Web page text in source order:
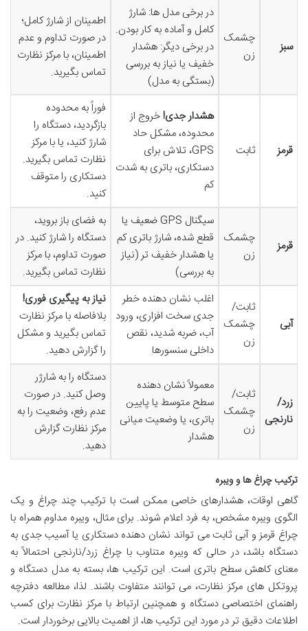
سبز
چشمک
زن
در برخی مدل ها: شارژ
کامل و آماده به کار بودن.
در برخی دیگر: هشدار
خفیف یا نیاز به بررسی
(بستگی به مدل)
اطمینان از شارژ کامل؛
در صورت تداوم و عدم
اطمینان، با مرکز نظارت
تماس بگیرید.
قرمز ثابت
هشدار جدی!خروج از
محدوده، مشکل حاد
GPS، تلاش برای
دستکاری، باتری به شدت
کم
فوراً به محدوده
بازگردید، دستگاه را
شارژ کنید، یا با مرکز
نظارت تماس بگیرید.
دستکاری را متوقف
کنید.
قرمز
چشمک
زن
سیگنال GPS ضعیف یا
قطع شده، شارژ باتری کم
یا هشدار خفیف تر (نیاز
به بررسی)
به فضای باز بروید،
دستگاه را شارژ کنید. در
صورت تداوم، با مرکز
نظارت تماس بگیرید.
آبی
ثابت/
چشمک
زن
اغلب نشان دهنده خطر
جدی سخت افزاری، ورود
آب، ضربه شدید، نقص
داخلی سنسورها
نیاز به پیگیری فوری!
بلافاصله با مرکز نظارت
تماس بگیرید و مشکل
را گزارش دهید.
زرد/
نارنجی
ثابت/
چشمک
زن
معمولاً نشان دهنده
سطح متوسط یا پایین
باتری، یا وضعیت میانی
هشدار
دستگاه را به شارژر
وصل کنید. در صورت
عدم رفع، وضعیت را به
مرکز نظارت گزارش
دهید.
ترکیب چراغ ها و ویبره
گاهی اوقات، هشدارهای خاصی ممکن است با ترکیب چند چراغ و یک
الگوی ویبره مشخص، به فرد اعلام شوند. برای مثال، ویبره مداوم همراه با
چراغ قرمز و آبی ثابت می تواند نشان دهنده دستکاری یا آسیب جدی به
دستگاه باشد، در حالی که ویبره متناوب با چراغ زرد/نارنجی احتمالاً به
معنای کاهش سطح باتری است. این ترکیب ها، بسته به مدل دستگاه و
پروتکل های مرکز نظارت، می توانند متفاوت باشند. لذا، مطالعه دفترچه
راهنمای اختصاصی دستگاه و همچنین ارتباط با مرکز نظارت برای کسب
اطلاعات دقیق تر در مورد این ترکیب ها، از اهمیت بالایی برخوردار است.